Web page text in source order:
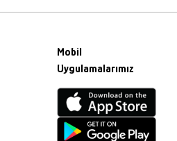
Mobil
Uygulamalarımız